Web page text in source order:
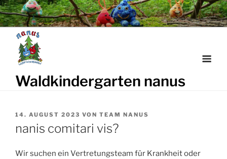
Weiter
zum
Inhalt
Waldkindergarten nanus
VERÖFFENTLICHT
14. AUGUST 2023 VON TEAM NANUS
nanis comitari vis?
Wir suchen ein Vertretungsteam für Krankheit oder